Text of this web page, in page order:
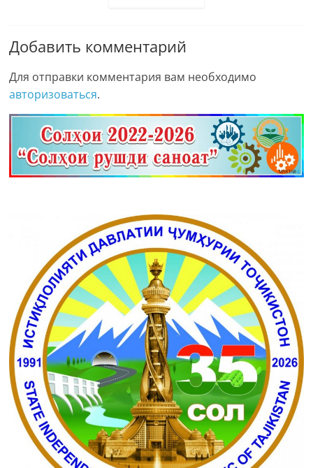
Добавить комментарий
Для отправки комментария вам необходимо
авторизоваться.